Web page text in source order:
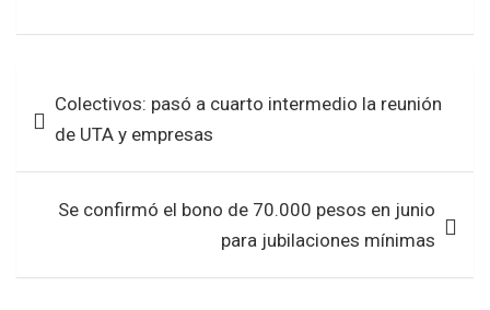
ce
o
o
k
tt at
A
p
p
ar
de
entradas
Colectivos: pasó a cuarto intermedio la reunión
de UTA y empresas
Se confirmó el bono de 70.000 pesos en junio
para jubilaciones mínimas